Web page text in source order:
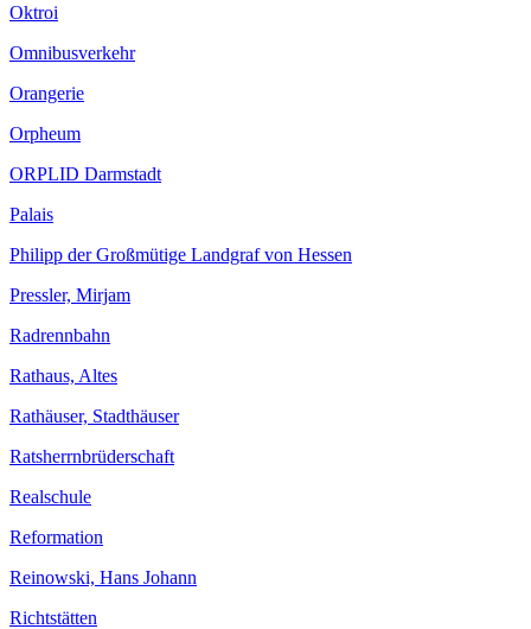
Oktroi
Omnibusverkehr
Orangerie
Orpheum
ORPLID Darmstadt
Palais
Philipp der Großmütige Landgraf von Hessen
Pressler, Mirjam
Radrennbahn
Rathaus, Altes
Rathäuser, Stadthäuser
Ratsherrnbrüderschaft
Realschule
Reformation
Reinowski, Hans Johann
Richtstätten